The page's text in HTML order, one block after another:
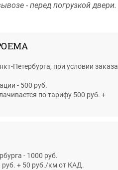
- перед погрузкой двери.
Петербурга, при условии заказа
- 500 руб.
по тарифу 500 руб. +
- 1000 руб.
+ 50 руб./км от КАД.